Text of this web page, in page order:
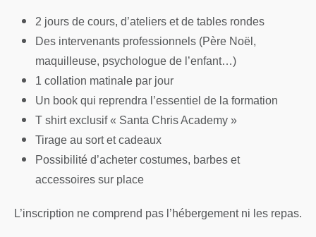
2 jours de cours, d’ateliers et de tables rondes
Des intervenants professionnels (Père Noël,
maquilleuse, psychologue de l’enfant…)
1 collation matinale par jour
Un book qui reprendra l’essentiel de la formation
T shirt exclusif « Santa Chris Academy »
Tirage au sort et cadeaux
Possibilité d’acheter costumes, barbes et
accessoires sur place
L’inscription ne comprend pas l’hébergement ni les repas.